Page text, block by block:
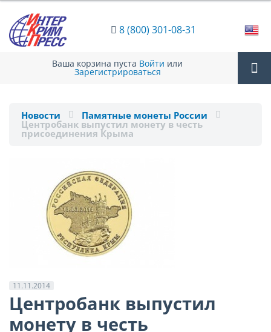
8 (800) 301-08-31
Ваша корзина пуста Войти или
Зарегистрироваться
Новости Памятные монеты России
Центробанк выпустил монету в честь
присоединения Крыма
11.11.2014
Центробанк выпустил
монету в честь